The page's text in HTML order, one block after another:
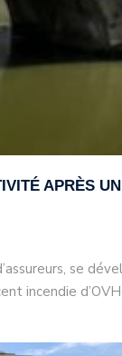
APRÈS
se
incendie